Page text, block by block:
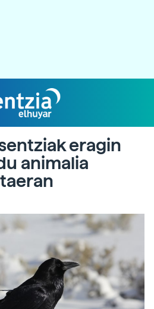
eragin
animalia